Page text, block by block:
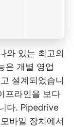
와 있는 최고의
은 개별 영업
설계되었습니
프라인을 보다
다. Pipedrive
바일 장치에서